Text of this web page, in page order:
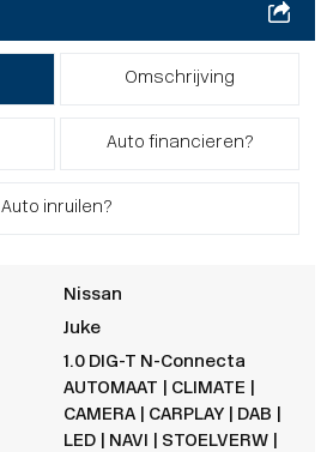
Omschrijving
Auto financieren?
Auto inruilen?
Nissan
Juke
1.0 DIG-T N-Connecta
AUTOMAAT | CLIMATE |
CAMERA | CARPLAY | DAB |
LED | NAVI | STOELVERW |